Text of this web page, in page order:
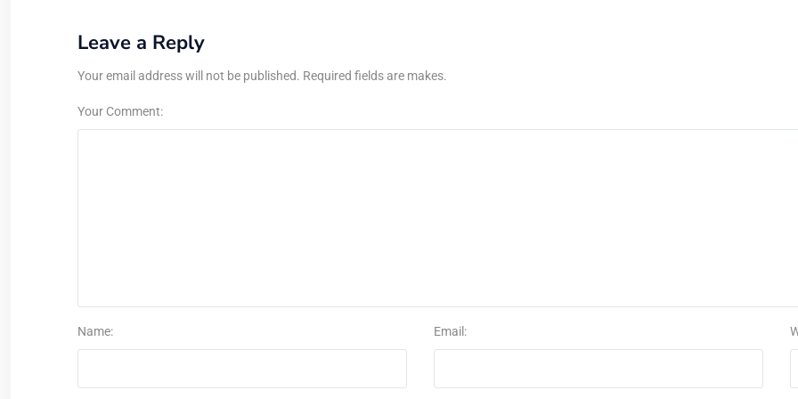
Leave a Reply
Your email address will not be published. Required fields are makes.
Your Comment:
Name: Email: